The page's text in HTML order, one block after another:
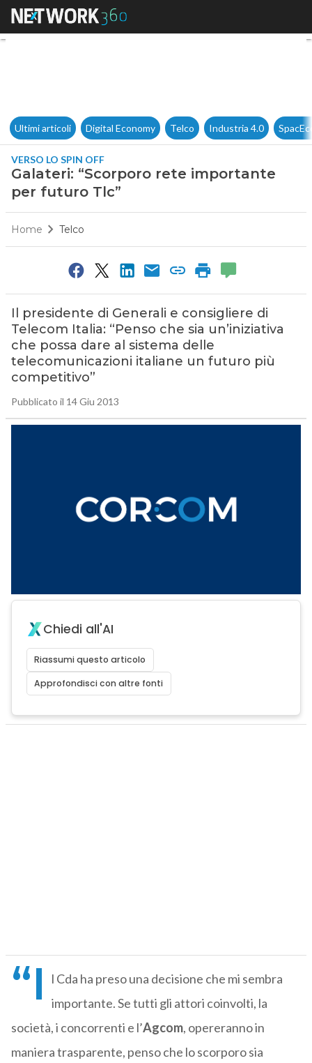
Galateri: “Scorporo rete
Ultimi articoli Digital Economy Telco Industria 4.0
VERSO LO SPIN OFF
Galateri: “Scorporo rete importante
per futuro Tlc”
Home Telco
Il presidente di Generali e consigliere di
Telecom Italia: “Penso che sia un’iniziativa
che possa dare al sistema delle
telecomunicazioni italiane un futuro più
competitivo”
Pubblicato il 14 Giu 2013
Chiedi all'AI
Riassumi questo articolo
Approfondisci con altre fonti
“I
l Cda ha preso una decisione che mi sembra
importante. Se tutti gli attori coinvolti, la
società, i concorrenti e l’Agcom, opereranno in
maniera trasparente, penso che lo scorporo sia